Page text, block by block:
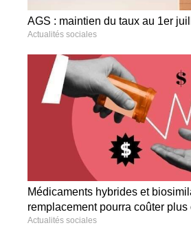
AGS : maintien du taux au 1er
Actualités sociales
Médicaments hybrides et
remplacement pourra coûter
Actualités sociales